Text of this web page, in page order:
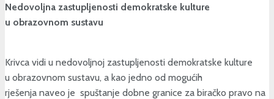
Nedovoljna zastupljenosti demokratske kulture
u obrazovnom sustavu
Krivca vidi u nedovoljnoj zastupljenosti demokratske kulture
u obrazovnom sustavu, a kao jedno od mogućih
rješenja naveo je spuštanje dobne granice za biračko pravo na